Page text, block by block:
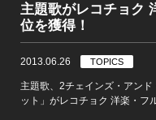
主題歌がレコチョク
位を獲得！
2013.06.26 TOPICS
主題歌、2チェインズ・アン
ット」がレコチョク 洋楽・